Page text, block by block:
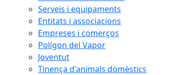
Serveis i equipaments
Entitats i associacions
Empreses i comerços
Polígon del Vapor
Joventut
Tinença d'animals domèstics